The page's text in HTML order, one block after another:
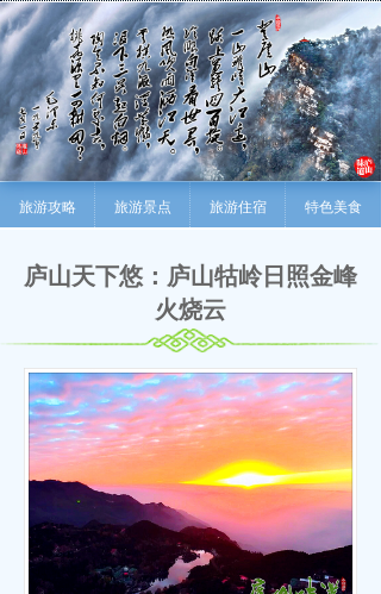
旅游攻略 旅游景点 旅游住宿 特色美食
庐山天下悠：庐山牯岭日照金峰
火烧云